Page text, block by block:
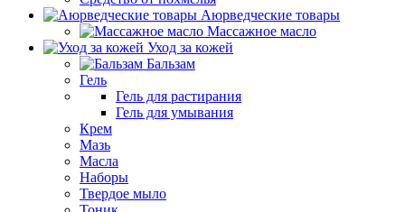
Аюрведческие товары
Массажное масло
Уход за кожей
Бальзам
Гель
Гель для растирания
Гель для умывания
Крем
Мазь
Масла
Наборы
Твердое мыло